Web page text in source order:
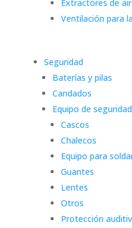
Extractores de
Ventilación para
Seguridad
Baterías y pilas
Candados
Equipo de seguridad
Cascos
Chalecos
Equipo para
Guantes
Lentes
Otros
Protección